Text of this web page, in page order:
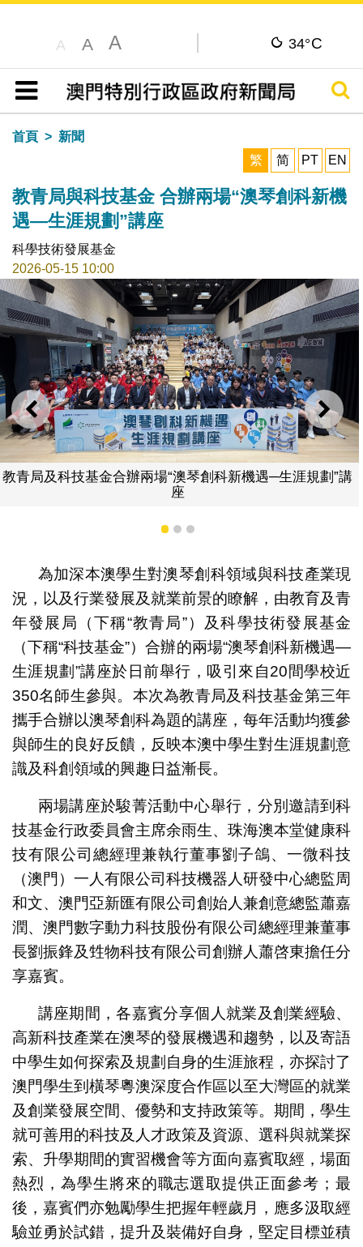
A A A 34°C
目錄
搜尋
首頁
新聞
繁
简 PT EN
教青局與科技基金 合辦兩場“澳琴創科新機
遇—生涯規劃”講座
科學技術發展基金
2026-05-15 10:00
上一則 下一
創科新機遇─生涯規劃”講
1 2 3
為加深本澳學生對澳琴創科領域與科技產業現
況，以及行業發展及就業前景的瞭解，由教育及青
年發展局（下稱“教青局”）及科學技術發展基金
（下稱“科技基金”）合辦的兩場“澳琴創科新機遇—
生涯規劃”講座於日前舉行，吸引來自20間學校近
350名師生參與。本次為教青局及科技基金第三年
攜手合辦以澳琴創科為題的講座，每年活動均獲參
與師生的良好反饋，反映本澳中學生對生涯規劃意
識及科創領域的興趣日益漸長。
兩場講座於駿菁活動中心舉行，分別邀請到科
技基金行政委員會主席余雨生、珠海澳本堂健康科
技有限公司總經理兼執行董事劉子鴿、一微科技
（澳門）一人有限公司科技機器人研發中心總監周
和文、澳門亞新匯有限公司創始人兼創意總監蕭嘉
潤、澳門數字動力科技股份有限公司總經理兼董事
長劉振鋒及甡物科技有限公司創辦人蕭啓東擔任分
享嘉賓。
講座期間，各嘉賓分享個人就業及創業經驗、
高新科技產業在澳琴的發展機遇和趨勢，以及寄語
中學生如何探索及規劃自身的生涯旅程，亦探討了
澳門學生到橫琴粵澳深度合作區以至大灣區的就業
及創業發展空間、優勢和支持政策等。期間，學生
就可善用的科技及人才政策及資源、選科與就業探
索、升學期間的實習機會等方面向嘉賓取經，場面
熱烈，為學生將來的職志選取提供正面參考；最
後，嘉賓們亦勉勵學生把握年輕歲月，應多汲取經
驗並勇於試錯，提升及裝備好自身，堅定目標並積